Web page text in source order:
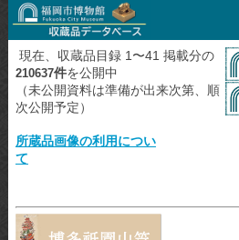
現在、収蔵品目録 1〜41 掲載分の
210637件を公開中
（未公開資料は準備が出来次第、順
次公開予定）
所蔵品画像の利用につい
て